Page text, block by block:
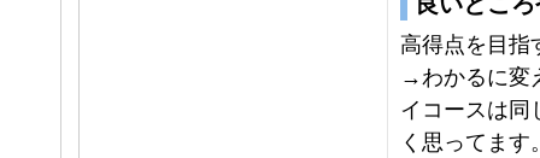
高得点を目指
→わかるに変
イコースは同
く思ってます